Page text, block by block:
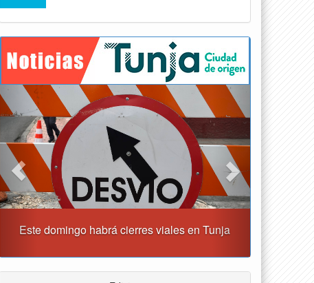
Tunja albergará el Simposio Regional en Asfixia
Previous Next